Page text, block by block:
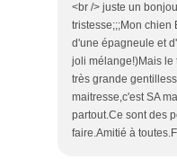
<br /> juste un
tristesse;;;Mon chien
d'une épagneule et
joli mélange!)Mais le
très grande
maitresse,c'est SA
partout.Ce sont des
faire.Amitié à